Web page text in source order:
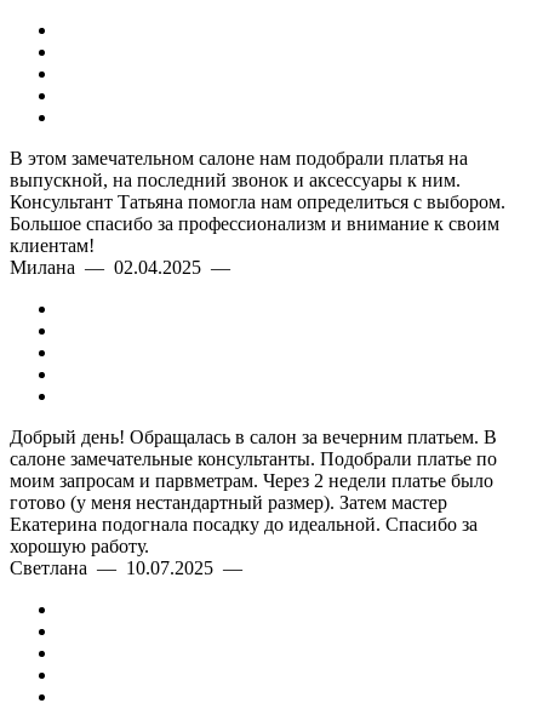
В этом замечательном салоне нам подобрали платья на
выпускной, на последний звонок и аксессуары к ним.
Консультант Татьяна помогла нам определиться с выбором.
Большое спасибо за профессионализм и внимание к своим
клиентам!
Милана — 02.04.2025 —
Добрый день! Обращалась в салон за вечерним платьем. В
салоне замечательные консультанты. Подобрали платье по
моим запросам и парвметрам. Через 2 недели платье было
готово (у меня нестандартный размер). Затем мастер
Екатерина подогнала посадку до идеальной. Спасибо за
хорошую работу.
Светлана — 10.07.2025 —